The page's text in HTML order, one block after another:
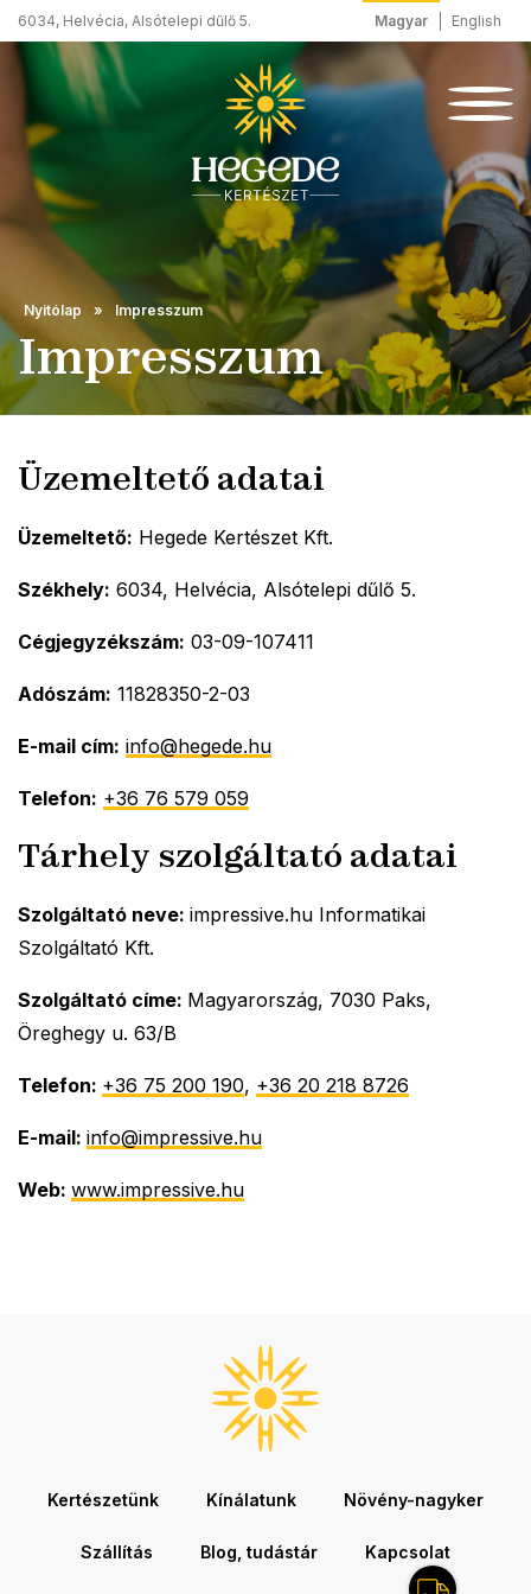
6034, Helvécia, Alsótelepi dűlő 5. Magyar English
Nyitólap Impresszum
Impresszum
Üzemeltető adatai
Üzemeltető: Hegede Kertészet Kft.
Székhely: 6034, Helvécia, Alsótelepi dűlő 5.
Cégjegyzékszám: 03-09-107411
Adószám: 11828350-2-03
E-mail cím: info@hegede.hu
Telefon: +36 76 579 059
Tárhely szolgáltató adatai
Szolgáltató neve: impressive.hu Informatikai
Szolgáltató Kft.
Szolgáltató címe: Magyarország, 7030 Paks,
Öreghegy u. 63/B
Telefon: +36 75 200 190, +36 20 218 8726
E-mail: info@impressive.hu
Web: www.impressive.hu
Kertészetünk Kínálatunk Növény-nagyker
Szállítás Blog, tudástár Kapcsolat